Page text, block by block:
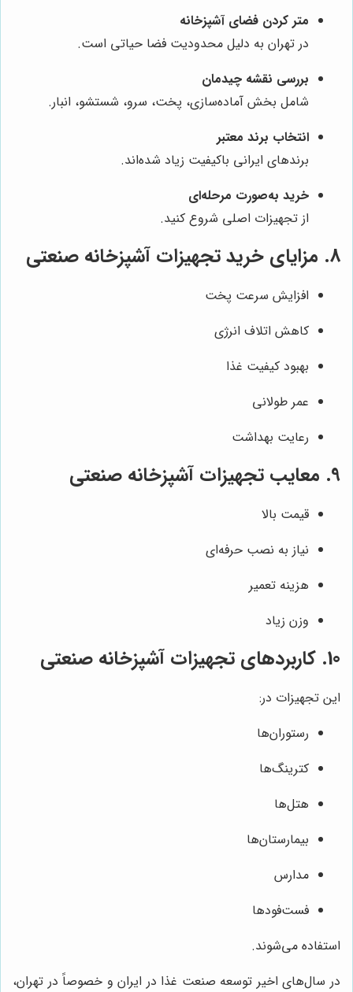
متر کردن فضای آشپزخانه
در تهران به دلیل محدودیت فضا حیاتی است.
بررسی نقشه چیدمان
شامل بخش آماده‌سازی، پخت، سرو، شستشو، انبار.
انتخاب برند معتبر
برندهای ایرانی باکیفیت زیاد شده‌اند.
خرید به‌صورت مرحله‌ای
از تجهیزات اصلی شروع کنید.
8. مزایای خرید تجهیزات آشپزخانه صنعتی
افزایش سرعت پخت
کاهش اتلاف انرژی
بهبود کیفیت غذا
عمر طولانی
رعایت بهداشت
9. معایب تجهیزات آشپزخانه صنعتی
قیمت بالا
نیاز به نصب حرفه‌ای
هزینه تعمیر
وزن زیاد
10. کاربردهای تجهیزات آشپزخانه صنعتی
این تجهیزات در:
رستوران‌ها
کترینگ‌ها
هتل‌ها
بیمارستان‌ها
مدارس
فست‌فودها
استفاده می‌شوند.
در سال‌های اخیر توسعه صنعت غذا در ایران و خصوصاً در تهران،